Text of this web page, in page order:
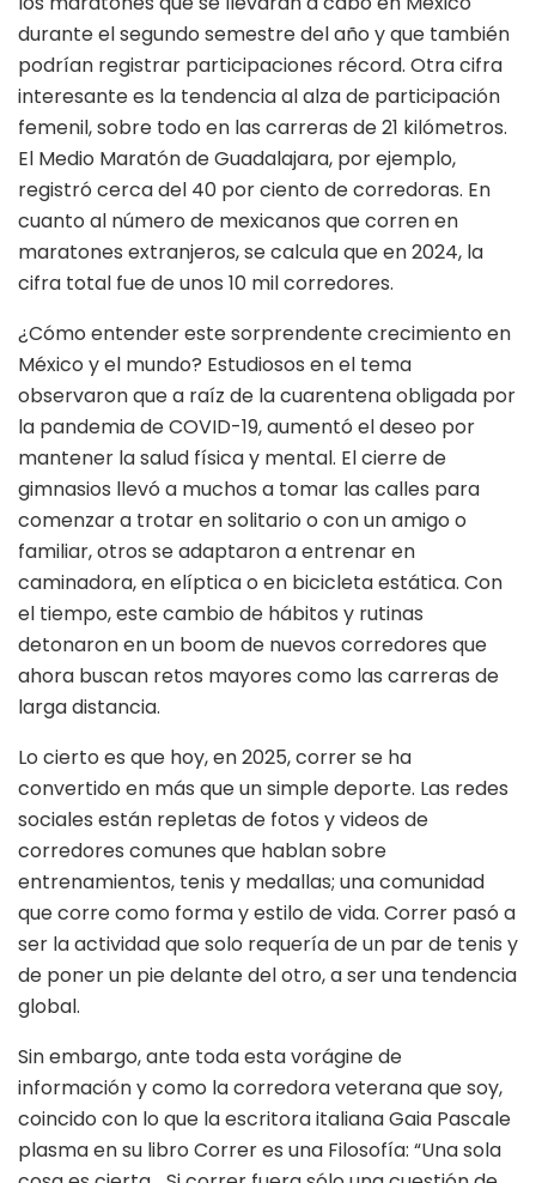
durante el segundo semestre del año y que también
podrían registrar participaciones récord. Otra cifra
interesante es la tendencia al alza de participación
femenil, sobre todo en las carreras de 21 kilómetros.
El Medio Maratón de Guadalajara, por ejemplo,
registró cerca del 40 por ciento de corredoras. En
cuanto al número de mexicanos que corren en
maratones extranjeros, se calcula que en 2024, la
cifra total fue de unos 10 mil corredores.
¿Cómo entender este sorprendente crecimiento en
México y el mundo? Estudiosos en el tema
observaron que a raíz de la cuarentena obligada por
la pandemia de COVID-19, aumentó el deseo por
mantener la salud física y mental. El cierre de
gimnasios llevó a muchos a tomar las calles para
comenzar a trotar en solitario o con un amigo o
familiar, otros se adaptaron a entrenar en
caminadora, en elíptica o en bicicleta estática. Con
el tiempo, este cambio de hábitos y rutinas
detonaron en un boom de nuevos corredores que
ahora buscan retos mayores como las carreras de
larga distancia.
Lo cierto es que hoy, en 2025, correr se ha
convertido en más que un simple deporte. Las redes
sociales están repletas de fotos y videos de
corredores comunes que hablan sobre
entrenamientos, tenis y medallas; una comunidad
que corre como forma y estilo de vida. Correr pasó a
ser la actividad que solo requería de un par de tenis y
de poner un pie delante del otro, a ser una tendencia
global.
Sin embargo, ante toda esta vorágine de
información y como la corredora veterana que soy,
coincido con lo que la escritora italiana Gaia Pascale
plasma en su libro Correr es una Filosofía: “Una sola